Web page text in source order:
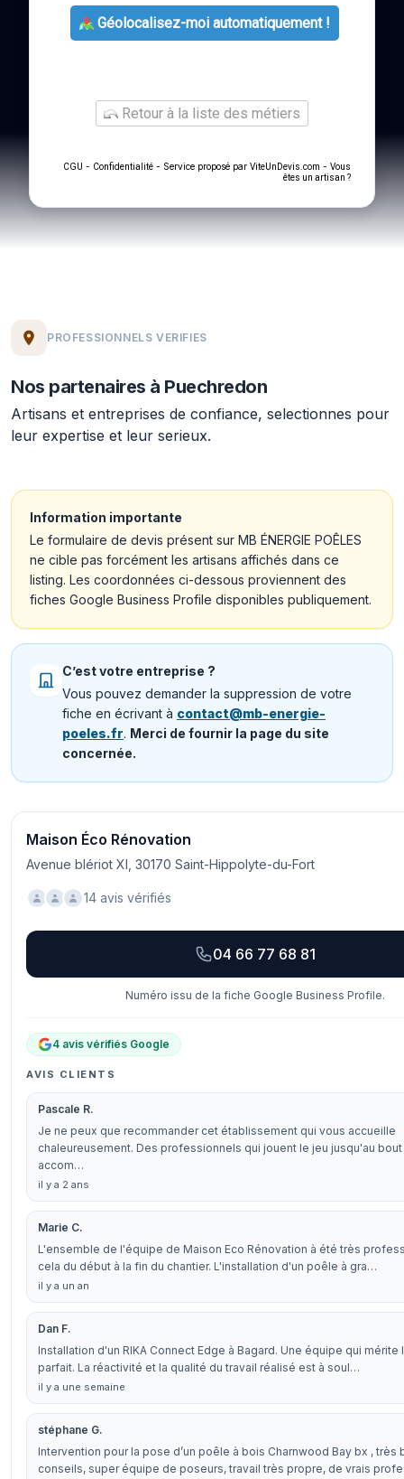
Géolocalisez-moi automatiquement !
Retour à la liste des métiers
CGU - Confidentialité - Service proposé par ViteUnDevis.com - Vous
êtes un artisan ?
PROFESSIONNELS VERIFIES
Nos partenaires à Puechredon
Artisans et entreprises de confiance, selectionnes pour
leur expertise et leur serieux.
Information importante
Le formulaire de devis présent sur MB ÉNERGIE POÊLES
ne cible pas forcément les artisans affichés dans ce
listing. Les coordonnées ci-dessous proviennent des
fiches Google Business Profile disponibles publiquement.
C’est votre entreprise ?
Vous pouvez demander la suppression de votre
fiche en écrivant à contact@mb-energie-
poeles.fr. Merci de fournir la page du site
concernée.
Maison Éco Rénovation
Avenue blériot XI, 30170 Saint-Hippolyte-du-Fort
14 avis vérifiés
04 66 77 68 81
Numéro issu de la fiche Google Business Profile.
4 avis vérifiés Google
AVIS CLIENTS
Pascale R.
Je ne peux que recommander cet établissement qui vous accueille
chaleureusement. Des professionnels qui jouent le jeu jusqu'au
accom…
il y a 2 ans
Marie C.
L'ensemble de l'équipe de Maison Eco Rénovation à été très
cela du début à la fin du chantier. L'installation d'un poêle à gra…
il y a un an
Dan F.
Installation d'un RIKA Connect Edge à Bagard. Une équipe qui mérite
parfait. La réactivité et la qualité du travail réalisé est à soul…
il y a une semaine
stéphane G.
Intervention pour la pose d’un poêle à bois Charnwood Bay bx , très
conseils, super équipe de poseurs, travail très propre, de vrais